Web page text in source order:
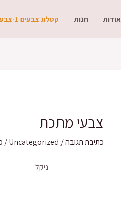
אודות חנות קטלוג צבעים 1-צבעי ריפוד
צבעי מתכת
כתיבת תגובה/
Uncategorized
/
ניקל